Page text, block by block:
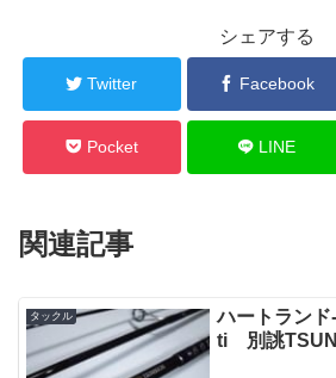
シェアする
Twitter Facebook
Pocket LINE
関連記事
タックル
ハートラン
ti 別誂